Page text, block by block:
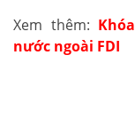
Xem thêm:
nước ngoài FDI